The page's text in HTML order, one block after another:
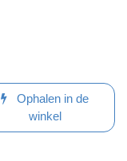
Ophalen in de
winkel